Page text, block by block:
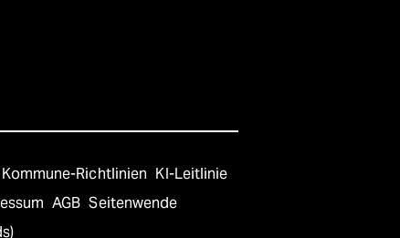
Kommune-Richtlinien KI-Leitlinie
AGB Seitenwende